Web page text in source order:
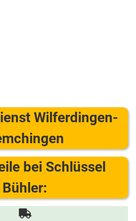
Wilferdingen-
bei Schlüssel
Bühler: